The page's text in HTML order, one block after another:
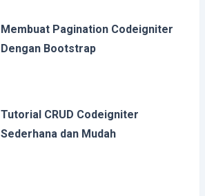
Membuat Pagination Codeigniter
Dengan Bootstrap
Tutorial CRUD Codeigniter
Sederhana dan Mudah